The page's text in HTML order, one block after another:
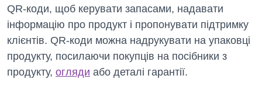
QR-коди, щоб керувати запасами, надавати
інформацію про продукт і пропонувати підтримку
клієнтів. QR-коди можна надрукувати на упаковці
продукту, посилаючи покупців на посібники з
продукту, огляди або деталі гарантії.